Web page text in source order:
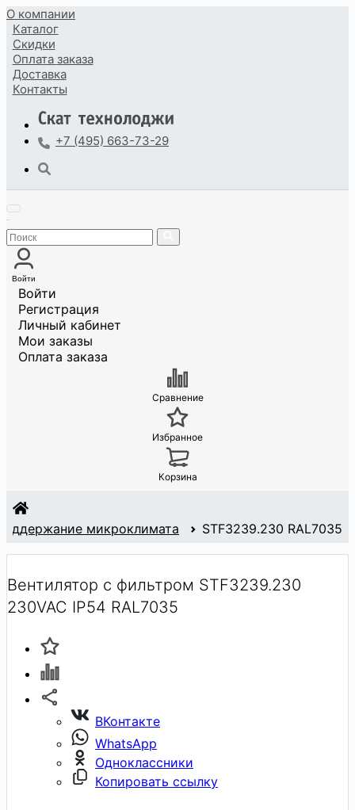
О компании
Каталог
Скидки
Оплата заказа
Доставка
Контакты
+7 (495) 663-73-29
Войти
Войти
Регистрация
Личный кабинет
Мои заказы
Оплата заказа
Сравнение
Избранное
Корзина
микроклимата STF3239.230 RAL7035
Вентилятор с фильтром STF3239.230
230VAC IP54 RAL7035
ВКонтакте
WhatsApp
Одноклассники
Копировать ссылку